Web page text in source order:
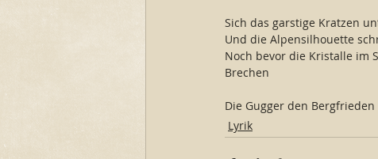
Sich das garstige Kratzen
Und die Alpensilhouette
Noch bevor die Kristalle im
Brechen
Die Gugger den Bergfrieden
Lyrik